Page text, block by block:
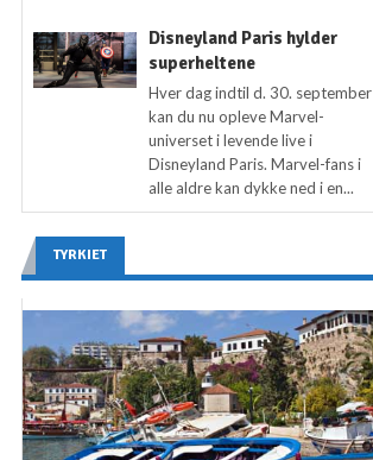
Disneyland Paris hylder
superheltene
Hver dag indtil d. 30. september
kan du nu opleve Marvel-
universet i levende live i
Disneyland Paris. Marvel-fans i
alle aldre kan dykke ned i en...
TYRKIET